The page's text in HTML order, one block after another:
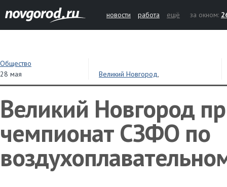
новости работа ещё за окном:
Общество
28 мая
Великий Новгород,
воздухоплавание,воздушный шар
Великий Новгород
чемпионат СЗФО по